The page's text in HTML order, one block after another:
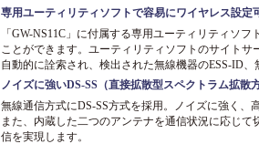
専用ユーティリティソフトで容易にワイヤレス設定
「GW-NS11C」に付属する専用ユーティリティソ
ことができます。ユーティリティソフトのサイト
自動的に詮索され、検出された無線機器のESS-ID
ノイズに強いDS-SS（直接拡散型スペクトラム拡散
無線通信方式にDS-SS方式を採用。ノイズに強く
また、内蔵した二つのアンテナを通信状況に応じ
信を実現します。